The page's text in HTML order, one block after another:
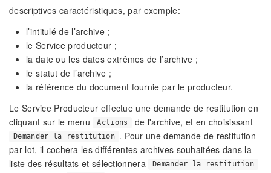
descriptives caractéristiques, par exemple:
l’intitulé de l’archive ;
le Service producteur ;
la date ou les dates extrêmes de l’archive ;
le statut de l’archive ;
la référence du document fournie par le producteur.
Le Service Producteur effectue une demande de restitution en
cliquant sur le menu
Actions de l'archive, et en choisissant
Demander la restitution . Pour une demande de restitution
par lot, il cochera les différentes archives souhaitées dans la
liste des résultats et sélectionnera
Demander la restitution